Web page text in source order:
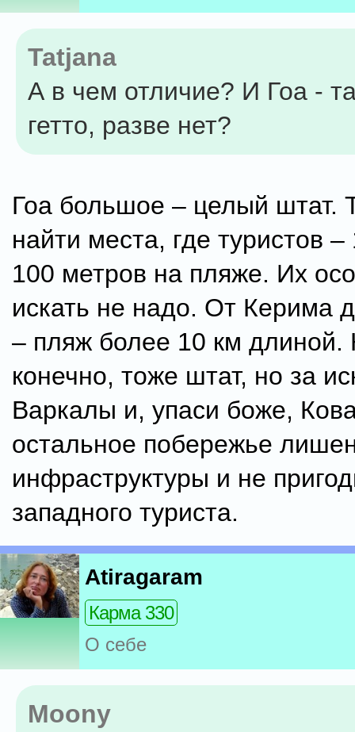
Tatjana
А в чем отличие? И Гоа -
гетто, разве нет?
Гоа большое – целый штат.
найти места, где туристов
100 метров на пляже. Их
искать не надо. От Керима
– пляж более 10 км длиной.
конечно, тоже штат, но за
Варкалы и, упаси боже,
остальное побережье
инфраструктуры и не
западного туриста.
Atiragaram
Карма 330
О себе
Moony